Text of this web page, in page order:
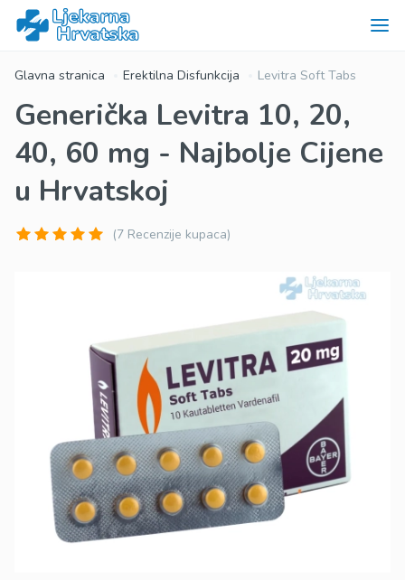
Glavna stranica Erektilna Disfunkcija Levitra Soft Tabs
Generička Levitra 10, 20,
40, 60 mg - Najbolje Cijene
u Hrvatskoj
(7 Recenzije kupaca)